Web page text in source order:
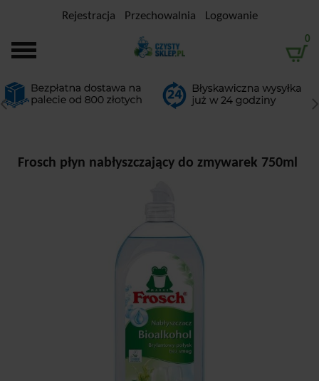
Rejestracja Przechowalnia Logowanie
0
Frosch płyn nabłyszczający do zmywarek 750ml